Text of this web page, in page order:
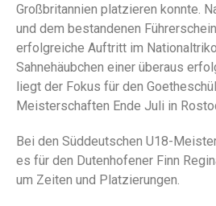
Großbritannien platzieren konnte.
und dem bestandenen
erfolgreiche Auftritt im
Sahnehäubchen einer überaus
liegt der Fokus für den
Meisterschaften Ende Juli in
Bei den Süddeutschen U18-
es für den Dutenhofener Finn
um Zeiten und Platzierungen.